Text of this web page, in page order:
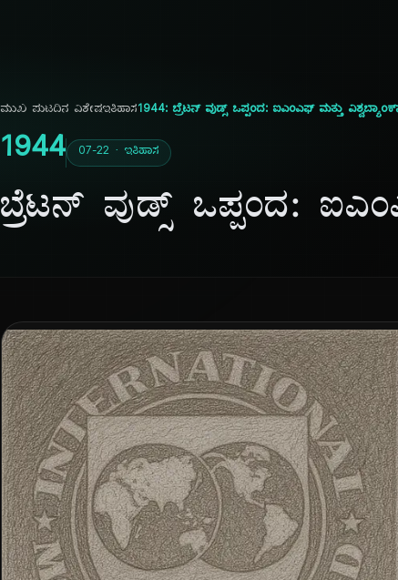
ಮುಖ ಪುಟದಿನ ವಿಶೇಷಇತಿಹಾಸ1944: ಬ್ರೆಟನ್ ವುಡ್ಸ್ ಒಪ್ಪಂದ: ಐಎಂಎಫ್ ಮತ್ತು
1944 07-22 · ಇತಿಹಾಸ
ಬ್ರೆಟನ್ ವುಡ್ಸ್ ಒಪ್ಪಂದ: